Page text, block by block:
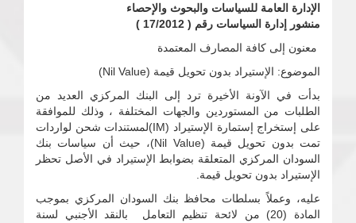
الإدارة العامة للسياسات والبحوث والإحصاء
منشور إدارة السياسات رقم ( 17/2012 )
معنون إلى كافة المصارف المعتمدة
الموضوع: الإستيراد بدون تحويل قيمة (Nil Value)
بدأت في الآونة الأخيرة ترد إلى البنك المركزي العديد من
الطلبات من المستوردين والجهات المختلفة ، وذلك للموافقة
على إستخراج إستمارة الإستيراد (IM)لمستندات شحن لواردات
تمت بدون تحويل قيمة (Nil Value)، حيث أن سياسات بنك
السودان المركزي المتعلقة بضوابط الإستيراد في الأصل تحظر
الإستيراد بدون تحويل قيمة.
عليه، وعملاً بسلطات محافظ بنك السودان المركزي بموجب
المادة (20) من لائحة تنظيم التعامل بالنقد الأجنبي لسنة